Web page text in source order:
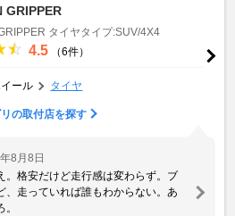
GRIPPER
タイヤタイプ:SUV/4X4
4.5 （6件）
ール タイヤ
の取付店を探す
8月8日
。格安だけど走行感は変わらず。ブ
、走っていれば誰もわからない。あ